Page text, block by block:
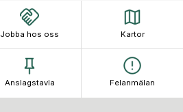
Jobba hos oss Kartor
Anslagstavla Felanmälan